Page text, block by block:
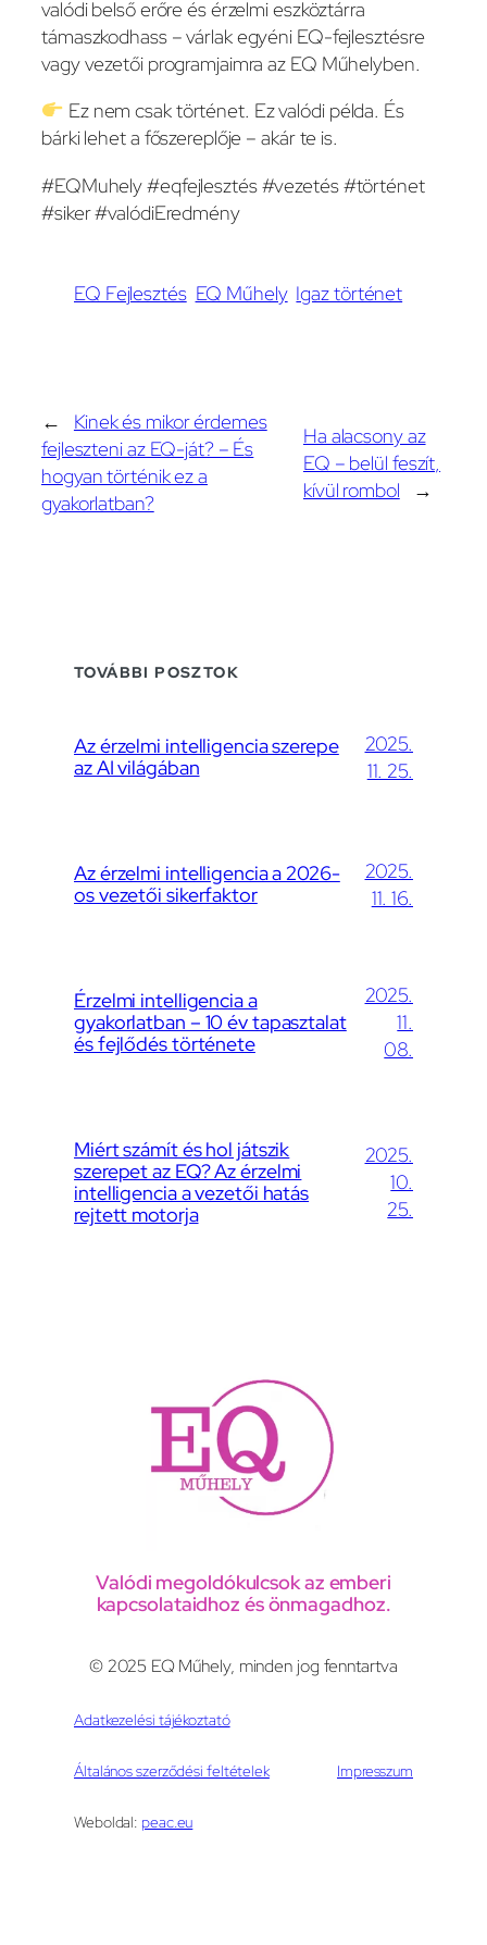
valódi belső erőre és érzelmi eszköztárra
támaszkodhass – várlak egyéni EQ-fejlesztésre
vagy vezetői programjaimra az EQ Műhelyben.
Ez nem csak történet. Ez valódi példa. És
bárki lehet a főszereplője – akár te is.
#EQMuhely #eqfejlesztés #vezetés #történet
#siker #valódiEredmény
EQ Fejlesztés EQ Műhely Igaz történet
←
Kinek és mikor érdemes
fejleszteni az EQ-ját? – És
hogyan történik ez a
gyakorlatban?
Ha alacsony az
EQ – belül feszít,
kívül rombol
→
TOVÁBBI POSZTOK
Az érzelmi intelligencia szerepe
az AI világában
2025.
11. 25.
Az érzelmi intelligencia a 2026-
os vezetői sikerfaktor
2025.
11. 16.
Érzelmi intelligencia a
gyakorlatban – 10 év tapasztalat
és fejlődés története
2025.
11.
08.
Miért számít és hol játszik
szerepet az EQ? Az érzelmi
intelligencia a vezetői hatás
rejtett motorja
2025.
10.
25.
Valódi megoldókulcsok az emberi
kapcsolataidhoz és önmagadhoz.
© 2025 EQ Műhely, minden jog fenntartva
Adatkezelési tájékoztató
Általános szerződési feltételek Impresszum
Weboldal: peac.eu